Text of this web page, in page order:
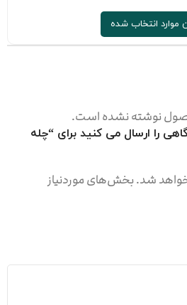
موارد انتخاب شده
نوشته نشده است.
را ارسال می کنید برای “چله
شد.بخش‌های موردنیاز